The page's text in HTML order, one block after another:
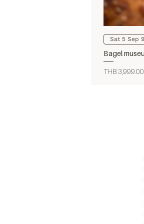
Sat 5 Sep
Bagel
Price
THB 3,999.00